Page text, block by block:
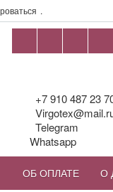
.
+7 910 487 23
Telegram
Whatsapp
ОБ ОПЛАТЕ О